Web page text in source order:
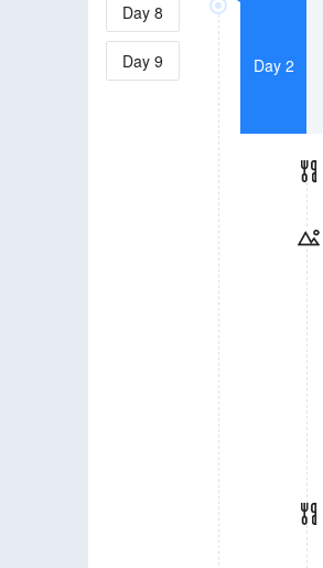
Day 8
Day 9 Day 2